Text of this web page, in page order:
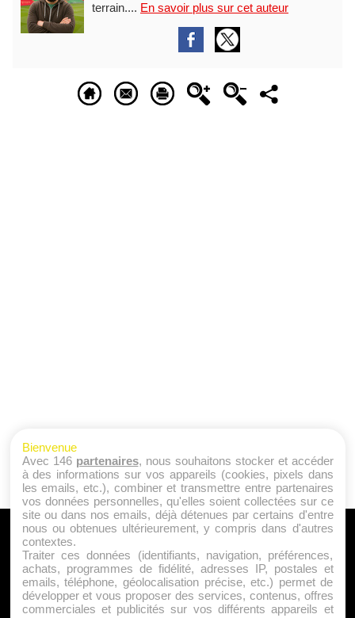
terrain.... En savoir plus sur cet auteur
A PROPOS
Qui sommes nous ?
Mentions Légales
Publicité
Bienvenue
Avec 146 partenaires, nous souhaitons stocker et accéder
à des informations sur vos appareils (cookies, pixels dans
les emails, etc.), combiner et transmettre entre partenaires
vos données personnelles, qu'elles soient collectées sur ce
site ou dans nos emails, déjà détenues par certains d'entre
nous ou obtenues ultérieurement, y compris dans d'autres
contextes.
Traiter ces données (identifiants, navigation, préférences,
achats, programmes de fidélité, adresses IP, postales et
emails, téléphone, géolocalisation précise, etc.) permet de
développer et vous proposer des services, contenus, offres
commerciales et publicités sur vos différents appareils et